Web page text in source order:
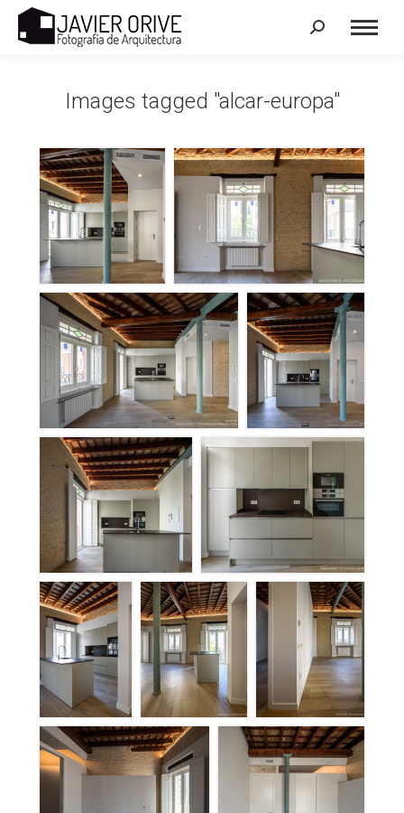
Search:
Images tagged "alcar-europa"